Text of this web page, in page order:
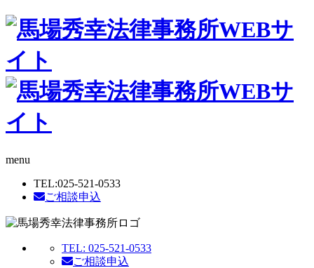
menu
TEL:025-521-0533
ご相談申込
TEL: 025-521-0533
ご相談申込